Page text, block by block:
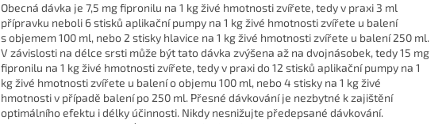
Obecná dávka je 7,5 mg fipronilu na 1 kg živé hmotnosti zvířete, tedy v praxi 3 ml
přípravku neboli 6 stisků aplikační pumpy na 1 kg živé hmotnosti zvířete u balení
s objemem 100 ml, nebo 2 stisky hlavice na 1 kg živé hmotnosti zvířete u balení 250 ml.
V závislosti na délce srsti může být tato dávka zvýšena až na dvojnásobek, tedy 15 mg
fipronilu na 1 kg živé hmotnosti zvířete, tedy v praxi do 12 stisků aplikační pumpy na 1
kg živé hmotnosti zvířete u balení o objemu 100 ml, nebo 4 stisky na 1 kg živé
hmotnosti v případě balení po 250 ml. Přesné dávkování je nezbytné k zajištění
optimálního efektu i délky účinnosti. Nikdy nesnižujte předepsané dávkování.